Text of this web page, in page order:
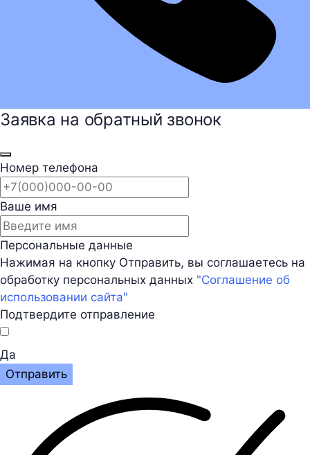
Заявка на обратный звонок
Номер телефона
Ваше имя
Персональные данные
Нажимая на кнопку Отправить, вы соглашаетесь на
обработку персональных данных "Соглашение об
использовании сайта"
Подтвердите отправление
Да
Отправить